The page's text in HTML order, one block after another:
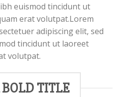
euismod tincidunt ut
erat volutpat.Lorem
adipiscing elit, sed
tincidunt ut laoreet
volutpat.
TITLE